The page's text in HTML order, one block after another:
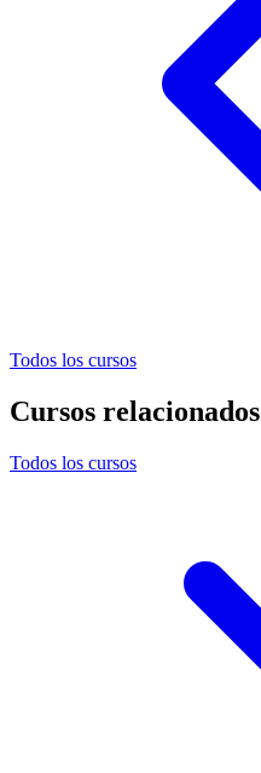
Todos los cursos
Cursos relacionados
Todos los cursos